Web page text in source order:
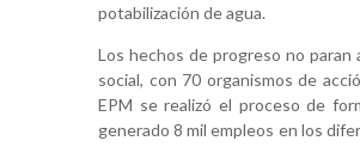
potabilización de agua.
Los hechos de progreso no
social, con 70 organismos de
EPM se realizó el proceso de
generado 8 mil empleos en los